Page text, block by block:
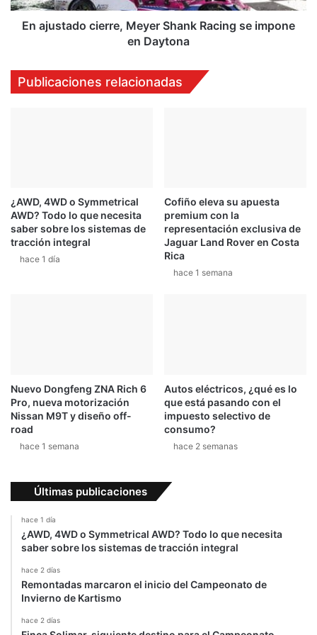
en
Daytona
En ajustado cierre, Meyer Shank Racing se impone
en Daytona
Publicaciones relacionadas
¿AWD, 4WD o Symmetrical
AWD? Todo lo que necesita
saber sobre los sistemas de
tracción integral
hace 1 día
Cofiño eleva su apuesta
premium con la
representación exclusiva de
Jaguar Land Rover en Costa
Rica
hace 1 semana
Nuevo Dongfeng ZNA Rich 6
Pro, nueva motorización
Nissan M9T y diseño off-
road
hace 1 semana
Autos eléctricos, ¿qué es lo
que está pasando con el
impuesto selectivo de
consumo?
hace 2 semanas
Últimas publicaciones
hace 1 día
¿AWD, 4WD o Symmetrical AWD? Todo lo que necesita
saber sobre los sistemas de tracción integral
hace 2 días
Remontadas marcaron el inicio del Campeonato de
Invierno de Kartismo
hace 2 días